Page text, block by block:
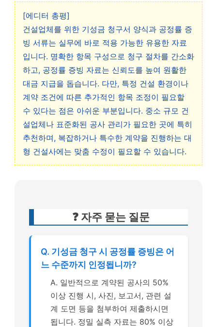
[에디터 총평]
건설업체를 위한 기성금 청구서 양식과 공정률 증
빙 서류는 실무에 바로 적용 가능한 유용한 자료
입니다. 명확한 항목 구성으로 청구 절차를 간소화
하고, 공정률 증빙 자료는 신뢰도를 높여 원활한
대금 지급을 돕습니다. 다만, 특정 건설 환경이나
계약 조건에 따른 추가적인 항목 조정이 필요할
수 있다는 점은 아쉬운 부분입니다. 중소 규모 건
설업체나 표준화된 공사 관리가 필요한 곳에 특히
추천하며, 복잡하거나 특수한 계약을 진행하는 대
형 건설사에는 맞춤 수정이 필요할 수 있습니다.
❓ 자주 묻는 질문
Q. 기성금 청구 시 공정률 증빙은 어
느 수준까지 인정됩니까?
A. 일반적으로 계약된 공사의 50%
이상 진행 시, 사진, 보고서, 관련 설
계 도면 등을 첨부하여 제출하시면
됩니다. 정밀 실측 자료는 80% 이상